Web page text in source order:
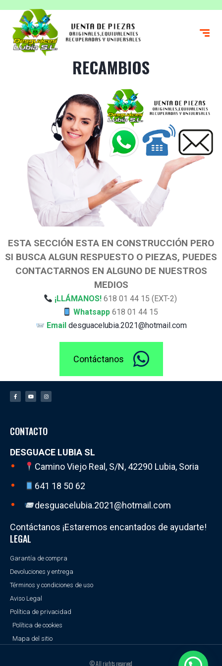
RECAMBIOS
ESTA SECCIÓN ESTA EN CONSTRUCCIÓN PERO
SI BUSCA ALGUN RESPUESTO O PIEZAS, PUEDES
CONTACTARNOS EN ALGUNO DE NUESTROS
MEDIOS
¡LLÁMANOS! 618 01 44 15 (EXT-2)
Whatsapp 618 01 44 15
Email desguacelubia.2021@hotmail.com
Contáctanos
CONTACTO
DESGUACE LUBIA SL
Camino Viejo Real, S/N, 42290 Lubia, Soria
641 18 50 62
desguacelubia.2021@hotmail.com
Contáctanos ¡Estaremos encantados de ayudarte!
LEGAL
Garantía de compra
Devoluciones y entrega
Términos y condiciones de uso
Aviso Legal
Política de privacidad
Política de cookies
Mapa del sitio
© All rights reserved